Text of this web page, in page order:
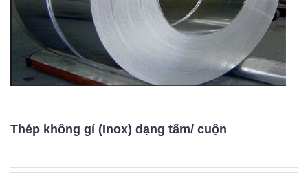
Thép không gỉ (Inox) dạng tấm/ cuộn